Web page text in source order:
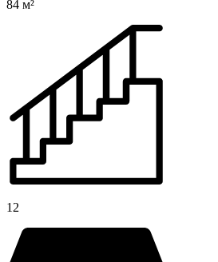
84 м²
12